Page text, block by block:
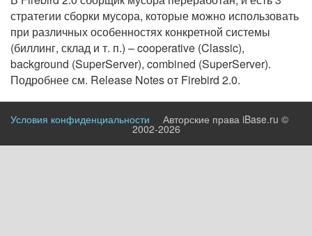
стратегии сборки мусора, которые можно использовать
при различных особенностях конкретной системы
(биллинг, склад и т. п.) – cooperative (Classic),
background (SuperServer), combined (SuperServer).
Подробнее см. Release Notes от Firebird 2.0.
Условия конфиденциальности Авторские права iBase.ru ©
2002-2026